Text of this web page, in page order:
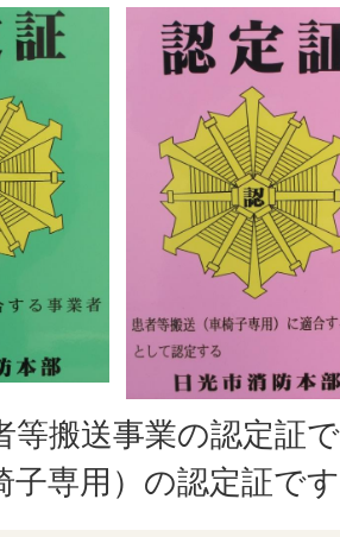
等搬送事業の認定証
子専用）の認定証で